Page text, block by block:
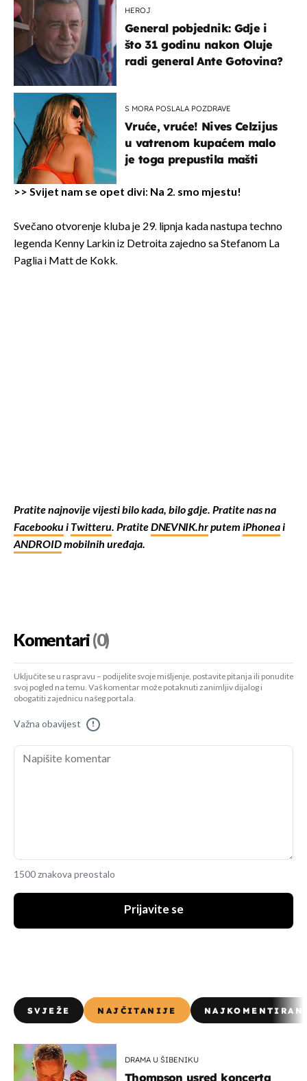
HEROJ
General pobjednik: Gdje i
što 31 godinu nakon Oluje
radi general Ante Gotovina?
S MORA POSLALA POZDRAVE
Vruće, vruće! Nives Celzijus
u vatrenom kupaćem malo
je toga prepustila mašti
>> Svijet nam se opet divi: Na 2. smo mjestu!
Svečano otvorenje kluba je 29. lipnja kada nastupa techno
legenda Kenny Larkin iz Detroita zajedno sa Stefanom La
Paglia i Matt de Kokk.
Pratite najnovije vijesti bilo kada, bilo gdje. Pratite nas na
Facebookui Twitteru. PratiteDNEVNIK.hrputem iPhoneai
ANDROIDmobilnih uređaja.
Komentari(0)
Uključite se u raspravu – podijelite svoje mišljenje, postavite pitanja ili ponudite
svoj pogled na temu. Vaš komentar može potaknuti zanimljiv dijalog i
obogatiti zajednicu našeg portala.
Važna obavijest !
1500 znakova preostalo
Prijavite se
SVJEŽE NAJČITANIJE
DRAMA U ŠIBENIKU
Thompson usred koncerta